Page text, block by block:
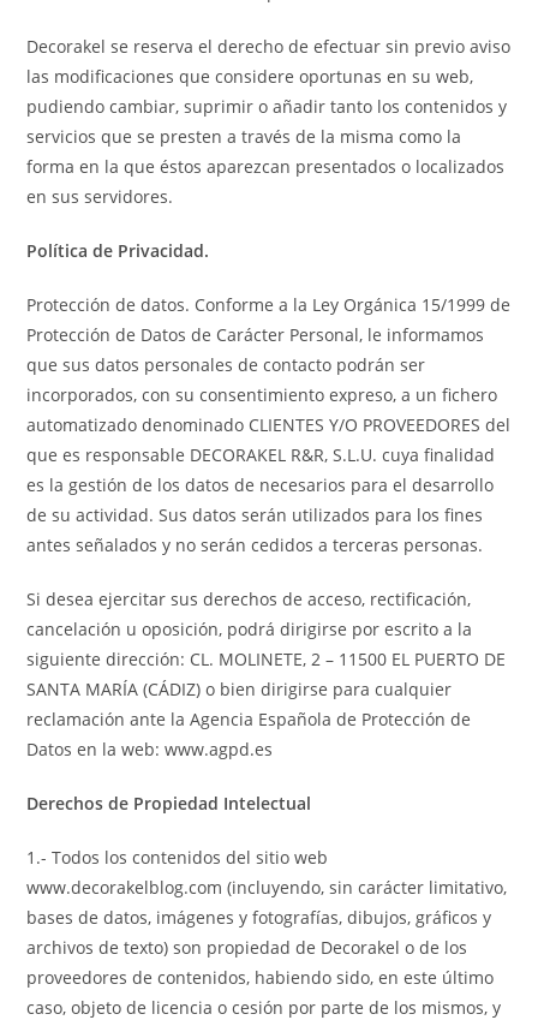
Decorakel se reserva el derecho de efectuar sin previo aviso
las modificaciones que considere oportunas en su web,
pudiendo cambiar, suprimir o añadir tanto los contenidos y
servicios que se presten a través de la misma como la
forma en la que éstos aparezcan presentados o localizados
en sus servidores.
Política de Privacidad.
Protección de datos. Conforme a la Ley Orgánica 15/1999 de
Protección de Datos de Carácter Personal, le informamos
que sus datos personales de contacto podrán ser
incorporados, con su consentimiento expreso, a un fichero
automatizado denominado CLIENTES Y/O PROVEEDORES del
que es responsable DECORAKEL R&R, S.L.U. cuya finalidad
es la gestión de los datos de necesarios para el desarrollo
de su actividad. Sus datos serán utilizados para los fines
antes señalados y no serán cedidos a terceras personas.
Si desea ejercitar sus derechos de acceso, rectificación,
cancelación u oposición, podrá dirigirse por escrito a la
siguiente dirección: CL. MOLINETE, 2 – 11500 EL PUERTO DE
SANTA MARÍA (CÁDIZ) o bien dirigirse para cualquier
reclamación ante la Agencia Española de Protección de
Datos en la web: www.agpd.es
Derechos de Propiedad Intelectual
1.- Todos los contenidos del sitio web
www.decorakelblog.com (incluyendo, sin carácter limitativo,
bases de datos, imágenes y fotografías, dibujos, gráficos y
archivos de texto) son propiedad de Decorakel o de los
proveedores de contenidos, habiendo sido, en este último
caso, objeto de licencia o cesión por parte de los mismos, y